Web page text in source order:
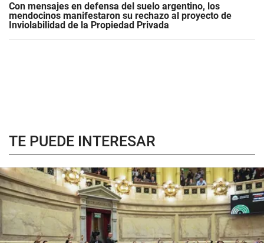
Con mensajes en defensa del suelo argentino, los
mendocinos manifestaron su rechazo al proyecto de
Inviolabilidad de la Propiedad Privada
TE PUEDE INTERESAR